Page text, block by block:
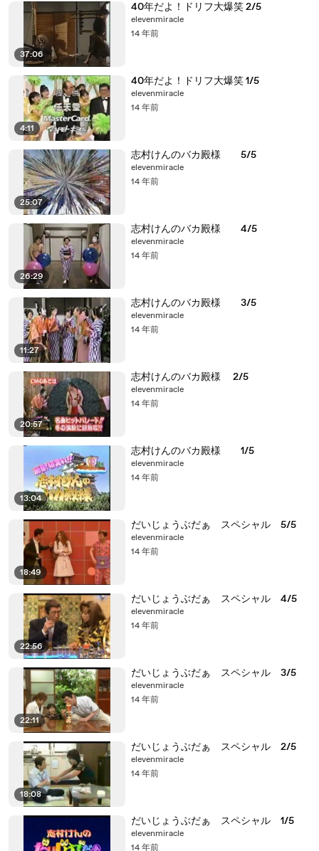
37:06
40年だよ！ドリフ大爆笑 2/5
elevenmiracle
14 年前
4:11
40年だよ！ドリフ大爆笑 1/5
elevenmiracle
14 年前
25:07
志村けんのバカ殿様 5/5
elevenmiracle
14 年前
26:29
志村けんのバカ殿様 4/5
elevenmiracle
14 年前
11:27
志村けんのバカ殿様 3/5
elevenmiracle
14 年前
20:57
志村けんのバカ殿様 2/5
elevenmiracle
14 年前
13:04
志村けんのバカ殿様 1/5
elevenmiracle
14 年前
18:49
だいじょうぶだぁ スペシャル 5/5
elevenmiracle
14 年前
22:56
だいじょうぶだぁ スペシャル 4/5
elevenmiracle
14 年前
22:11
だいじょうぶだぁ スペシャル 3/5
elevenmiracle
14 年前
18:08
だいじょうぶだぁ スペシャル 2/5
elevenmiracle
14 年前
だいじょうぶだぁ スペシャル 1/5
elevenmiracle
14 年前